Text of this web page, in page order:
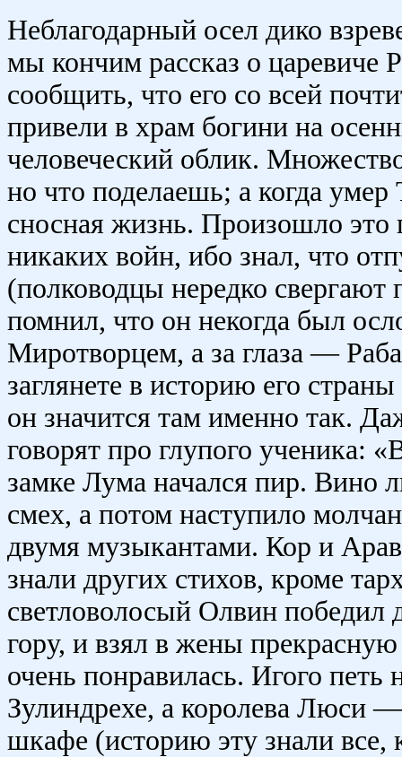
Неблагодарный осел дико
мы кончим рассказ о царевиче
сообщить, что его со всей
привели в храм богини на
человеческий облик.
но что поделаешь; а когда умер
сносная жизнь. Произошло
никаких войн, ибо знал, что
(полководцы нередко свергают
помнил, что он некогда был
Миротворцем, а за глаза —
заглянете в историю его
он значится там именно так.
говорят про глупого ученика:
замке Лума начался пир. Вино
смех, а потом наступило
двумя музыкантами. Кор и
знали других стихов, кроме
светловолосый Олвин победил
гору, и взял в жены
очень понравилась. Игого петь
Зулиндрехе, а королева Люси
шкафе (историю эту знали все,